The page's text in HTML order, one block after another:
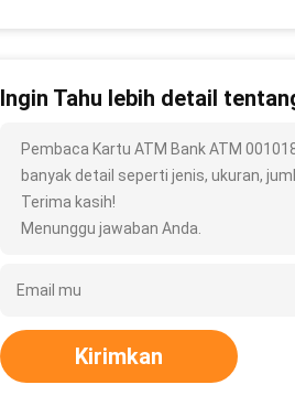
Ingin Tahu lebih detail
Pembaca Kartu ATM Bank ATM
banyak detail seperti jenis, ukuran,
Terima kasih!
Menunggu jawaban Anda.
Kirimkan